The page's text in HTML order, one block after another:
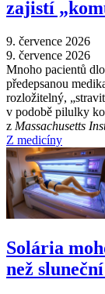
zajistí
9. července 2026
9. července 2026
Mnoho pacientů
předepsanou
rozložitelný,
v podobě pilulky
z Massachusetts
Z medicíny
Solária
než